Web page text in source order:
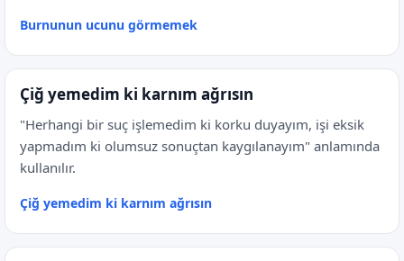
Burnunun ucunu görmemek
Çiğ yemedim ki karnım ağrısın
"Herhangi bir suç işlemedim ki korku duyayım, işi eksik
yapmadım ki olumsuz sonuçtan kaygılanayım" anlamında
kullanılır.
Çiğ yemedim ki karnım ağrısın